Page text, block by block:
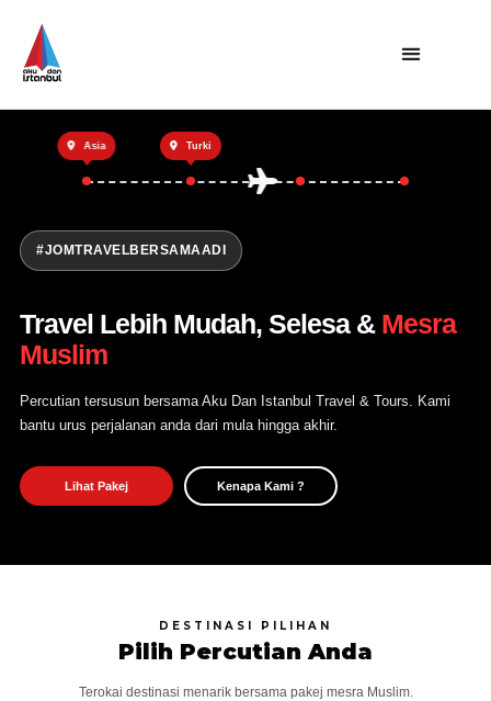
Utama
Private Trip
Open Trip
Tentang Kami
Hubungi Kami
Asia Turki
#JOMTRAVELBERSAMAADI
Travel Lebih Mudah, Selesa & Mesra
Muslim
Percutian tersusun bersama Aku Dan Istanbul Travel & Tours. Kami
bantu urus perjalanan anda dari mula hingga akhir.
Lihat Pakej Kenapa Kami ?
DESTINASI PILIHAN
Pilih Percutian Anda
Terokai destinasi menarik bersama pakej mesra Muslim.